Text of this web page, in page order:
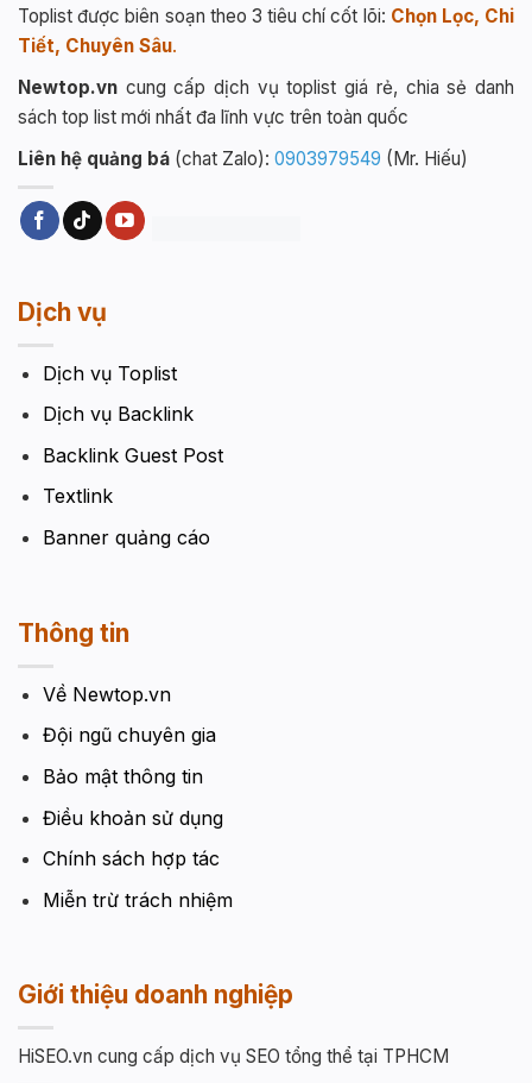
Toplist được biên soạn theo 3 tiêu chí cốt lõi: Chọn Lọc, Chi
Tiết, Chuyên Sâu.
Newtop.vn cung cấp dịch vụ toplist giá rẻ, chia sẻ danh
sách top list mới nhất đa lĩnh vực trên toàn quốc
Liên hệ quảng bá (chat Zalo): 0903979549 (Mr. Hiếu)
Dịch vụ
Dịch vụ Toplist
Dịch vụ Backlink
Backlink Guest Post
Textlink
Banner quảng cáo
Thông tin
Về Newtop.vn
Đội ngũ chuyên gia
Bảo mật thông tin
Điều khoản sử dụng
Chính sách hợp tác
Miễn trừ trách nhiệm
Giới thiệu doanh nghiệp
HiSEO.vn cung cấp dịch vụ SEO tổng thể tại TPHCM